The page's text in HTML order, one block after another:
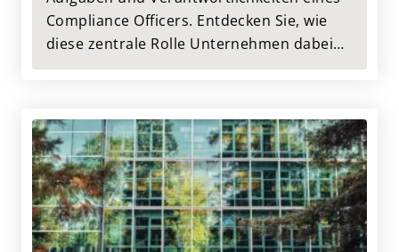
Compliance Officers. Entdecken Sie, wie
diese zentrale Rolle Unternehmen dabei
unterstützt, gesetzliche Vorgaben
fördern.